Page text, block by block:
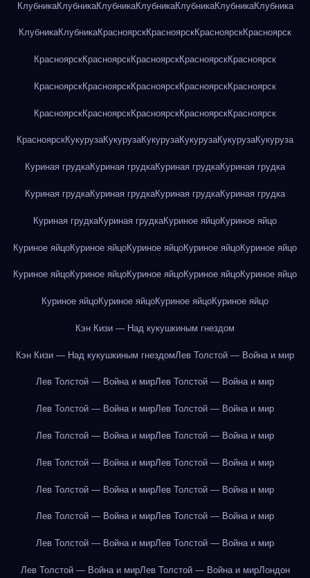
КлубникаКлубникаКлубникаКлубникаКлубникаКлубникаКлубника
КлубникаКлубникаКрасноярскКрасноярскКрасноярскКрасноярск
КрасноярскКрасноярскКрасноярскКрасноярскКрасноярск
КрасноярскКрасноярскКрасноярскКрасноярскКрасноярск
КрасноярскКрасноярскКрасноярскКрасноярскКрасноярск
КрасноярскКукурузаКукурузаКукурузаКукурузаКукурузаКукуруза
Куриная грудкаКуриная грудкаКуриная грудкаКуриная грудка
Куриная грудкаКуриная грудкаКуриная грудкаКуриная грудка
Куриная грудкаКуриная грудкаКуриное яйцоКуриное яйцо
Куриное яйцоКуриное яйцоКуриное яйцоКуриное яйцоКуриное яйцо
Куриное яйцоКуриное яйцоКуриное яйцоКуриное яйцоКуриное яйцо
Куриное яйцоКуриное яйцоКуриное яйцоКуриное яйцо
Кэн Кизи — Над кукушкиным гнездом
Кэн Кизи — Над кукушкиным гнездомЛев Толстой — Война и мир
Лев Толстой — Война и мирЛев Толстой — Война и мир
Лев Толстой — Война и мирЛев Толстой — Война и мир
Лев Толстой — Война и мирЛев Толстой — Война и мир
Лев Толстой — Война и мирЛев Толстой — Война и мир
Лев Толстой — Война и мирЛев Толстой — Война и мир
Лев Толстой — Война и мирЛев Толстой — Война и мир
Лев Толстой — Война и мирЛев Толстой — Война и мир
Лев Толстой — Война и мирЛев Толстой — Война и мирЛондон